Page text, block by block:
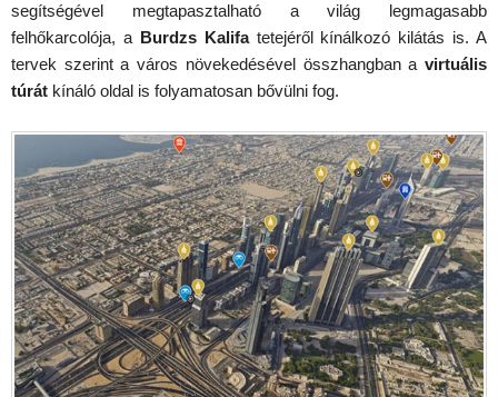
segítségével megtapasztalható a világ legmagasabb
felhőkarcolója, a Burdzs Kalifatetejéről kínálkozó kilátás is. A
tervek szerint a város növekedésével összhangban a virtuális
túrát kínáló oldal is folyamatosan bővülni fog.